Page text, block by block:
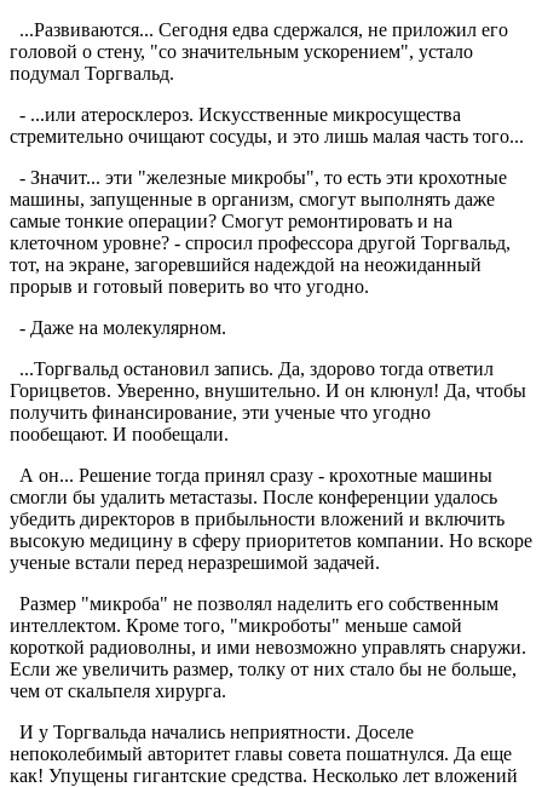
...Развиваются... Сегодня едва сдержался, не приложил его
головой о стену, "со значительным ускорением", устало
подумал Торгвальд.
- ...или атеросклероз. Искусственные микросущества
стремительно очищают сосуды, и это лишь малая часть того...
- Значит... эти "железные микробы", то есть эти крохотные
машины, запущенные в организм, смогут выполнять даже
самые тонкие операции? Смогут ремонтировать и на
клеточном уровне? - спросил профессора другой Торгвальд,
тот, на экране, загоревшийся надеждой на неожиданный
прорыв и готовый поверить во что угодно.
- Даже на молекулярном.
...Торгвальд остановил запись. Да, здорово тогда ответил
Горицветов. Уверенно, внушительно. И он клюнул! Да, чтобы
получить финансирование, эти ученые что угодно
пообещают. И пообещали.
А он... Решение тогда принял сразу - крохотные машины
смогли бы удалить метастазы. После конференции удалось
убедить директоров в прибыльности вложений и включить
высокую медицину в сферу приоритетов компании. Но вскоре
ученые встали перед неразрешимой задачей.
Размер "микроба" не позволял наделить его собственным
интеллектом. Кроме того, "микроботы" меньше самой
короткой радиоволны, и ими невозможно управлять снаружи.
Если же увеличить размер, толку от них стало бы не больше,
чем от скальпеля хирурга.
И у Торгвальда начались неприятности. Доселе
непоколебимый авторитет главы совета пошатнулся. Да еще
как! Упущены гигантские средства. Несколько лет вложений